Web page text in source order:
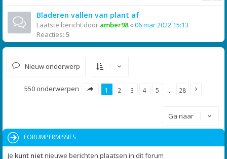
Bladeren vallen van plant af
Laatste bericht door amber98« 06 mar 2022 15:13
Reacties: 5
Nieuw onderwerp
550 onderwerpen 1 2 3 4 5 … 28
Ga naar
FORUMPERMISSIES
Je kunt nietnieuwe berichten plaatsen in dit forum